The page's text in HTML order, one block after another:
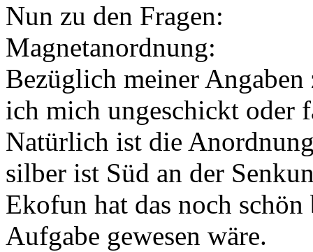
Nun zu den Fragen:
Magnetanordnung:
Bezüglich meiner
ich mich ungeschickt oder
Natürlich ist die
silber ist Süd an der
Ekofun hat das noch
Aufgabe gewesen wäre.